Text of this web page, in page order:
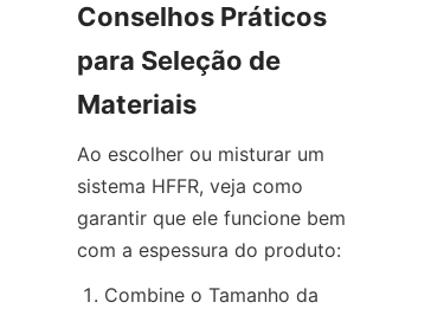
Conselhos Práticos
para Seleção de
Materiais
Ao escolher ou misturar um
sistema HFFR, veja como
garantir que ele funcione bem
com a espessura do produto:
Combine o Tamanho da